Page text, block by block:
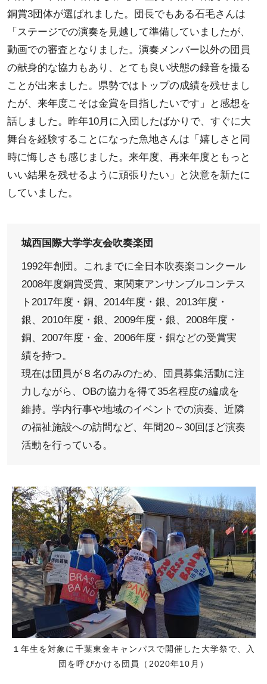
銅賞3団体が選ばれました。団長でもある石毛さんは
「ステージでの演奏を見越して準備していましたが、
動画での審査となりました。演奏メンバー以外の団員
の献身的な協力もあり、とても良い状態の録音を撮る
ことが出来ました。県勢ではトップの成績を残せまし
たが、来年度こそは金賞を目指したいです」と感想を
話しました。昨年10月に入団したばかりで、すぐに大
舞台を経験することになった魚地さんは「嬉しさと同
時に悔しさも感じました。来年度、再来年度ともっと
いい結果を残せるように頑張りたい」と決意を新たに
していました。
城西国際大学学友会吹奏楽団
1992年創団。これまでに全日本吹奏楽コンクール
2008年度銅賞受賞、東関東アンサンブルコンテス
ト2017年度・銅、2014年度・銀、2013年度・
銀、2010年度・銀、2009年度・銀、2008年度・
銅、2007年度・金、2006年度・銅などの受賞実
績を持つ。
現在は団員が８名のみのため、団員募集活動に注
力しながら、OBの協力を得て35名程度の編成を
維持。学内行事や地域のイベントでの演奏、近隣
の福祉施設への訪問など、年間20～30回ほど演奏
活動を行っている。
１年生を対象に千葉東金キャンパスで開催した大学祭で、入
団を呼びかける団員（2020年10月）